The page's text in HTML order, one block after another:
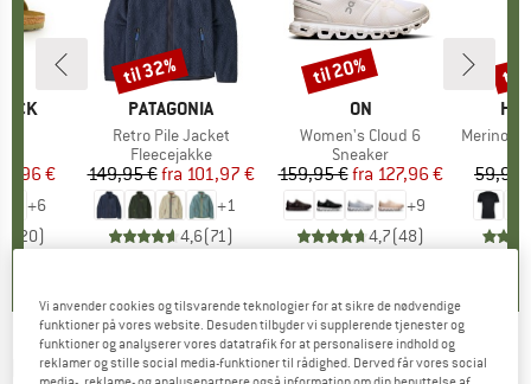
pris
€
+6
20)
MÆRKE
PATAGONIA
Artikel
Retro Pile Jacket
Produktgruppe
Fleecejakke
Pris
149,95 € Nedsat pris
fra 101,97 €
+1
4,6(71)
Rabat
til 32%
MÆRKE
ON
Artikel
Women's Cloud 6
Produktgruppe
Sneaker
Pris
159,95 € Nedsat pris
fra 127,96 €
+9
4,7(48)
Rabat
til 20%
Artikel
MerinoMix150
59,95
til
MARTINI -All Passion S233 Tube - Tørklæde
Vi anvender cookies og tilsvarende teknologier for at sikre de nødvendige
funktioner på vores website. Desuden tilbyder vi supplerende tjenester og
funktioner og analyserer vores datatrafik for at personalisere indhold og
reklamer og stille social media-funktioner til rådighed. Derved får vores social